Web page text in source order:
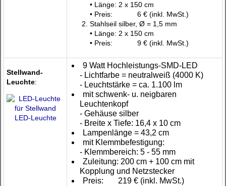
• Länge: 2 x 150 cm
• Preis:
6 € (inkl. MwSt.)
Stahlseil silber, Ø = 1,5 mm
• Länge: 2 x 150 cm
• Preis:
9 € (inkl. MwSt.)
Stellwand-
Leuchte:
LED-Leuchte
9 Watt Hochleistungs-SMD-LED
- Lichtfarbe = neutralweiß (4000 K)
- Leuchtstärke = ca. 1.100 lm
mit schwenk- u. neigbaren
Leuchtenkopf
- Gehäuse silber
- Breite x Tiefe: 16,4 x 10 cm
Lampenlänge = 43,2 cm
mit Klemmbefestigung:
- Klemmbereich: 5 - 55 mm
Zuleitung: 200 cm + 100 cm mit
Kopplung und Netzstecker
Preis:
219 € (inkl. MwSt.)